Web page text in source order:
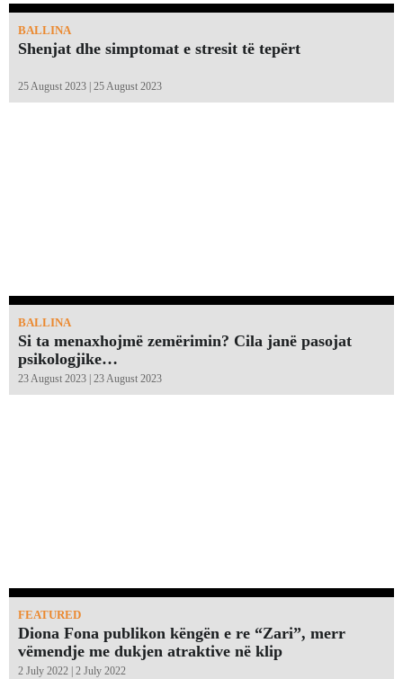
BALLINA
Shenjat dhe simptomat e stresit të tepërt
25 August 2023 | 25 August 2023
BALLINA
Si ta menaxhojmë zemërimin? Cila janë pasojat
psikologjike…
23 August 2023 | 23 August 2023
FEATURED
Diona Fona publikon këngën e re “Zari”, merr
vëmendje me dukjen atraktive në klip
2 July 2022 | 2 July 2022